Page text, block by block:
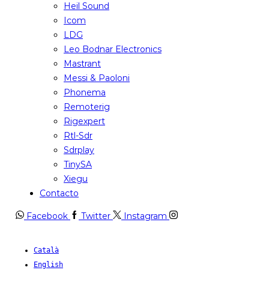
Heil Sound
Icom
LDG
Leo Bodnar Electronics
Mastrant
Messi & Paoloni
Phonema
Remoterig
Rigexpert
Rtl-Sdr
Sdrplay
TinySA
Xiegu
Contacto
Facebook Twitter Instagram
Català
English